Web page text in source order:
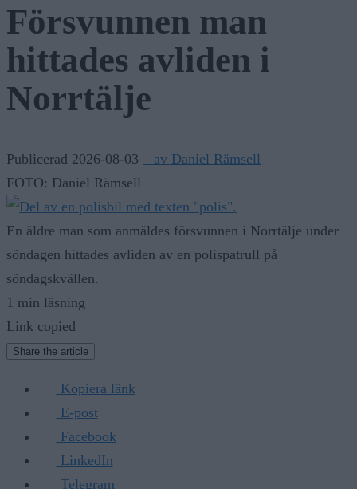
Försvunnen man
hittades avliden i
Norrtälje
Publicerad 2026-08-03 – av Daniel Rämsell
FOTO: Daniel Rämsell
En äldre man som anmäldes försvunnen i Norrtälje under
söndagen hittades avliden av en polispatrull på
söndagskvällen.
1 min läsning
Link copied
Share the article
Kopiera länk
E-post
Facebook
LinkedIn
Telegram